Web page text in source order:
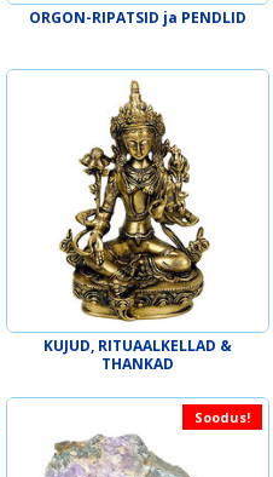
ORGON-RIPATSID ja PENDLID
KUJUD, RITUAALKELLAD &
THANKAD
Soodus!